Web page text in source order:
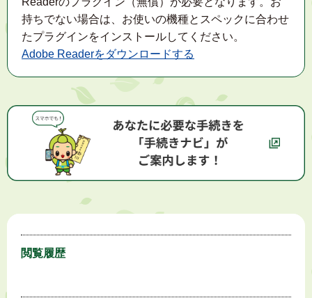
持ちでない場合は、お使いの機種とスペックに合わせ
たプラグインをインストールしてください。
Adobe Readerをダウンロードする
閲覧履歴